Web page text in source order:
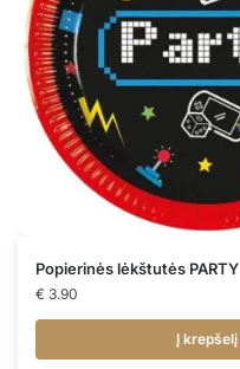
Popierinės lėkštutės PARTY
€ 3.90
Į krepšelį